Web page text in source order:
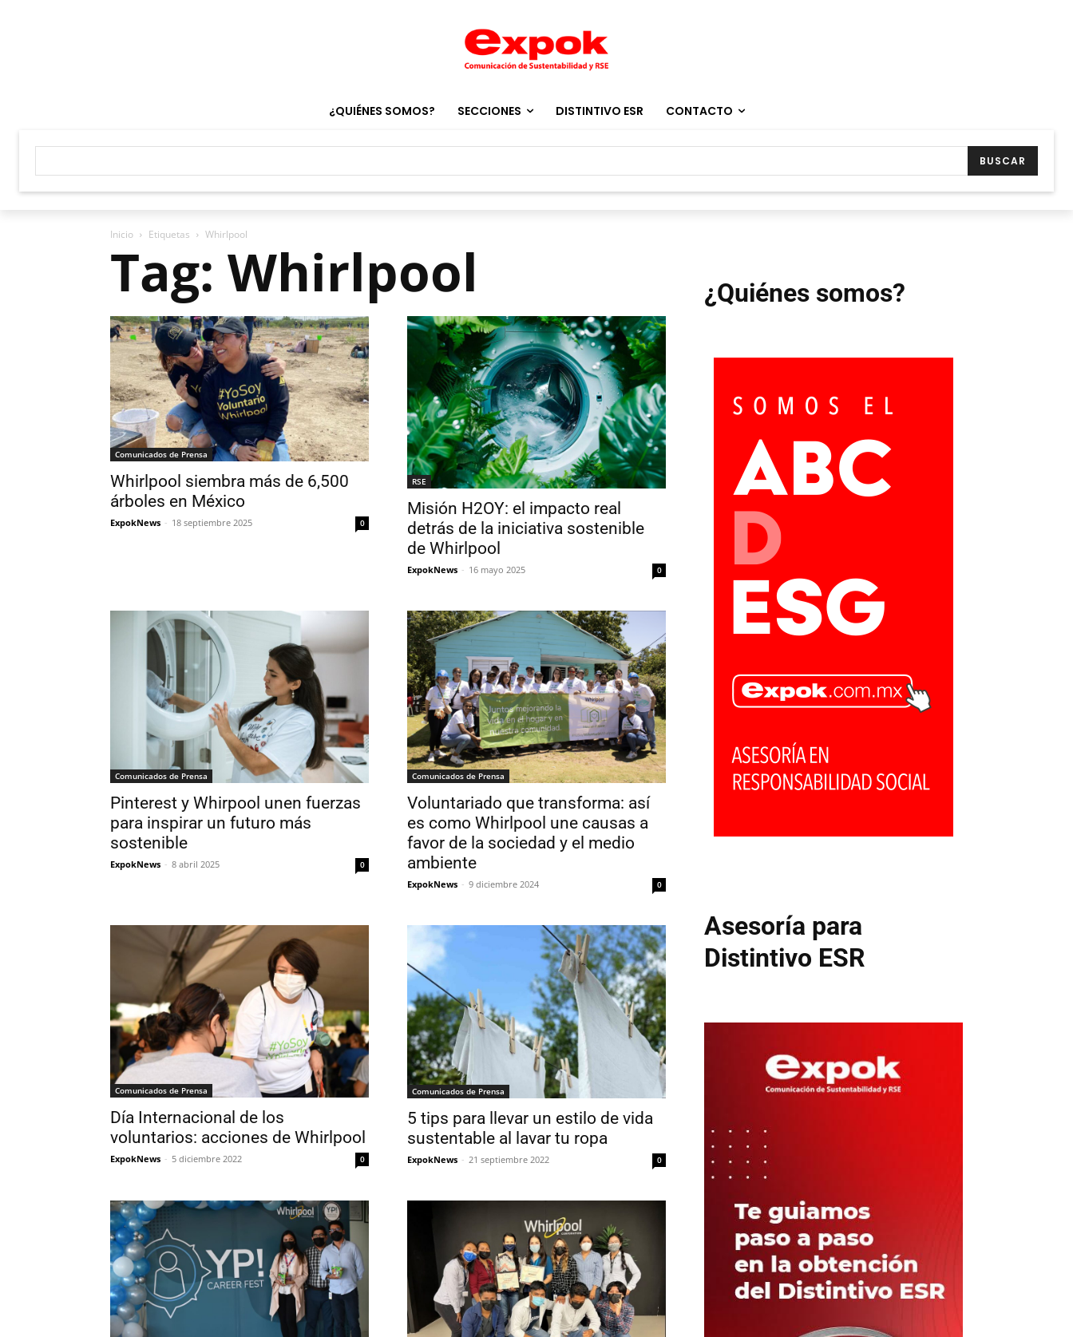
¿QUIÉNES SOMOS? SECCIONES DISTINTIVO ESR CONTACTO
BUSCAR
Inicio Etiquetas Whirlpool
Tag: Whirlpool
Comunicados de Prensa
Whirlpool siembra más de 6,500
árboles en México
ExpokNews - 18 septiembre 2025 0
RSE
Misión H2OY: el impacto real
detrás de la iniciativa sostenible
de Whirlpool
ExpokNews - 16 mayo 2025 0
Comunicados de Prensa
Pinterest y Whirpool unen fuerzas
para inspirar un futuro más
sostenible
ExpokNews - 8 abril 2025 0
Comunicados de Prensa
Voluntariado que transforma: así
es como Whirlpool une causas a
favor de la sociedad y el medio
ambiente
ExpokNews - 9 diciembre 2024 0
Comunicados de Prensa
Día Internacional de los
voluntarios: acciones de Whirlpool
ExpokNews - 5 diciembre 2022 0
Comunicados de Prensa
5 tips para llevar un estilo de vida
sustentable al lavar tu ropa
ExpokNews - 21 septiembre 2022 0
¿Quiénes somos?
Asesoría para
Distintivo ESR